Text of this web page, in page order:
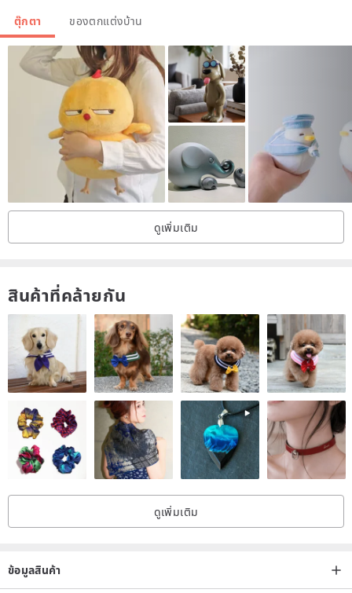
ตุ๊กตา ของตกแต่งบ้าน
ดูเพิ่มเติม
สินค้าที่คล้ายกัน
ดูเพิ่มเติม
ข้อมูลสินค้า